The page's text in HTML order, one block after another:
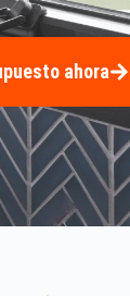
ahora